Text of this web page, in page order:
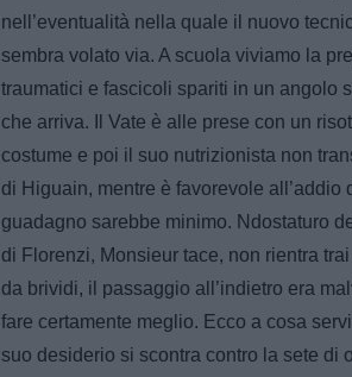
nell’eventualità nella quale il nuovo
sembra volato via. A scuola viviamo la
traumatici e fascicoli spariti in un angolo
che arriva. Il Vate è alle prese con un
costume e poi il suo nutrizionista non
di Higuain, mentre è favorevole all’addio
guadagno sarebbe minimo. Ndostaturo
di Florenzi, Monsieur tace, non rientra
da brividi, il passaggio all’indietro era
fare certamente meglio. Ecco a cosa
suo desiderio si scontra contro la sete di